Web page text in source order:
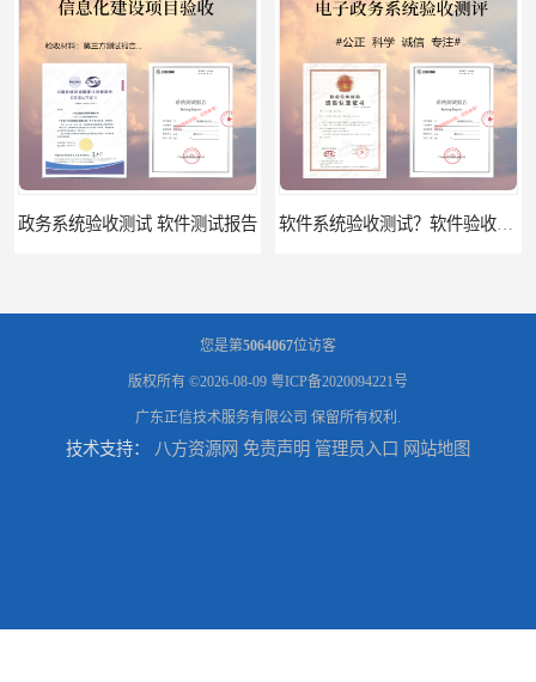
政务系统验收测试 软件测试报告
您是第5064067位访客
版权所有 ©2026-08-09 粤ICP备2020094221号
广东正信技术服务有限公司 保留所有权利.
技术支持： 八方资源网 免责声明 管理员入口 网站地图